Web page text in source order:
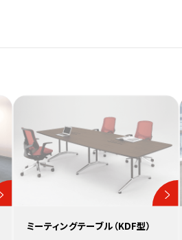
ミーティングテーブル（KDF型）